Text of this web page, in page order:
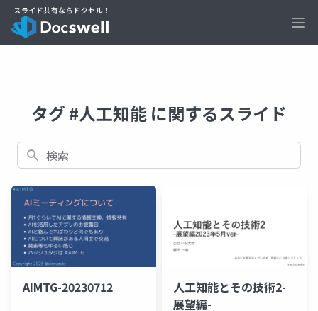
タグ #人工知能 に関するスライド
検索
AIMTG-20230712
人工知能とその技術2-
展望編-